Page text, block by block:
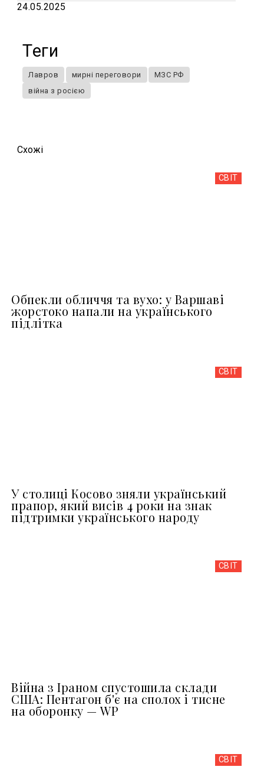
24.05.2025
Теги
Лавров мирні переговори
МЗС РФ
війна з росією
Схожi
СВІТ
Обпекли обличчя та вухо: у Варшаві
жорстоко напали на українського
підлітка
СВІТ
У столиці Косово зняли український
прапор, який висів 4 роки на знак
підтримки українського народу
СВІТ
Війна з Іраном спустошила склади
США: Пентагон б'є на сполох і тисне
на оборонку — WP
СВІТ